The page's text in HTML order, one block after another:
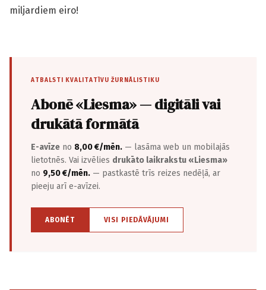
miljardiem eiro!
ATBALSTI KVALITATĪVU ŽURNĀLISTIKU
Abonē «Liesma» — digitāli vai
drukātā formātā
E-avīze no 8,00 €/mēn. — lasāma web un mobilajās
lietotnēs. Vai izvēlies drukāto laikrakstu «Liesma»
no 9,50 €/mēn. — pastkastē trīs reizes nedēļā, ar
pieeju arī e-avīzei.
ABONĒT VISI PIEDĀVĀJUMI